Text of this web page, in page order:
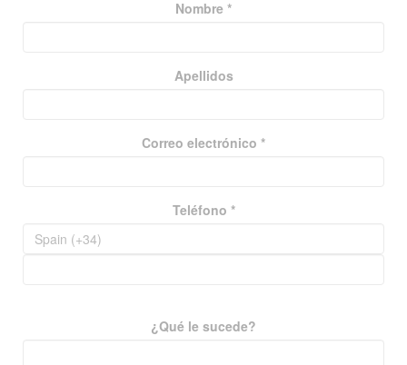
Nombre *
Apellidos
Correo electrónico *
Teléfono *
¿Qué le sucede?